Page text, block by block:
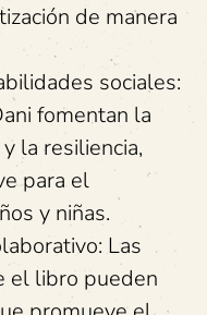
de manera
sociales:
fomentan la
la resiliencia,
para el
y niñas.
Las
el libro pueden